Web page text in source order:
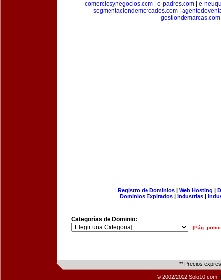
comerciosynegocios.com| e-padres.com| e-
segmentaciondemercados.com
gestiondemarcas.com
Registro de Dominios| Web Hosting |
Dominios Expirados | Industrias |
Categorías de Dominio:
[Pág.
** Precios
© 2002/2022 Solo10.com